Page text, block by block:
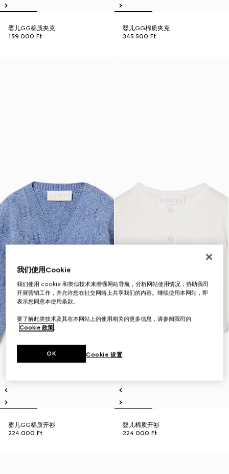
婴儿GG棉质夹克
159 000 Ft
婴儿GG棉质夹克
345 500 Ft
婴儿GG棉质开衫
224 000 Ft
婴儿棉质开衫
224 000 Ft
我们使用Cookie
我们使用 cookie 和类似技术来增强网站导航，分析网站使用情况，协助我司
开展营销工作，并允许您在社交网络上共享我们的内容。继续使用本网站，即
表示您同意本使用条款。
要了解此类技术及其在本网站上的使用相关的更多信息，请参阅我司的
Cookie 政策。
Cookie 设置
OK